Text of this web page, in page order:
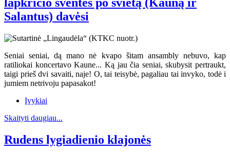
Salantus) davėsi
Seniai seniai, dą mano nė kvapo šitam ansambly nebuvo, kap
ratiliokai koncertavo Kaune... Ką jau čia seniai, skubysit pertraukt,
taigi prieš dvi savaiti, naje! O, tai teisybė, pagaliau tai invyko, todė i
jumiem netrivoju papasakot!
Įvykiai
Skaityti daugiau...
Rudens lygiadienio klajonės